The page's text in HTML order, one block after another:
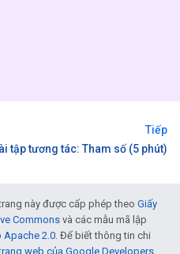
Tiếp
tập tương tác: Tham số (5 phút)
này được cấp phép theo Giấy
Commons và các mẫu mã lập
Apache 2.0 . Để biết thông tin chi
web của Google Developers